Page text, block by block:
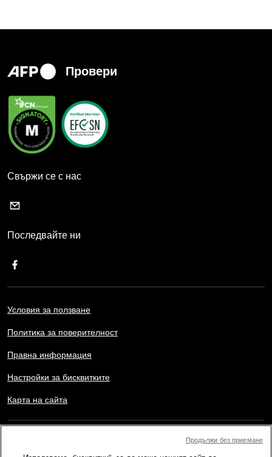
Провери
Свържи се с нас
Последвайте ни
Условия за ползване
Политика за поверителност
Правна информация
Настройки за бисквитките
Карта на сайта
Copyright © AFP 2017-2026. Всички права запазени.
Продължи без приемане